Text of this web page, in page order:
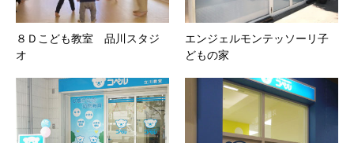
８Ｄこども教室 品川スタジ
オ
エンジェルモンテッソーリ子
どもの家